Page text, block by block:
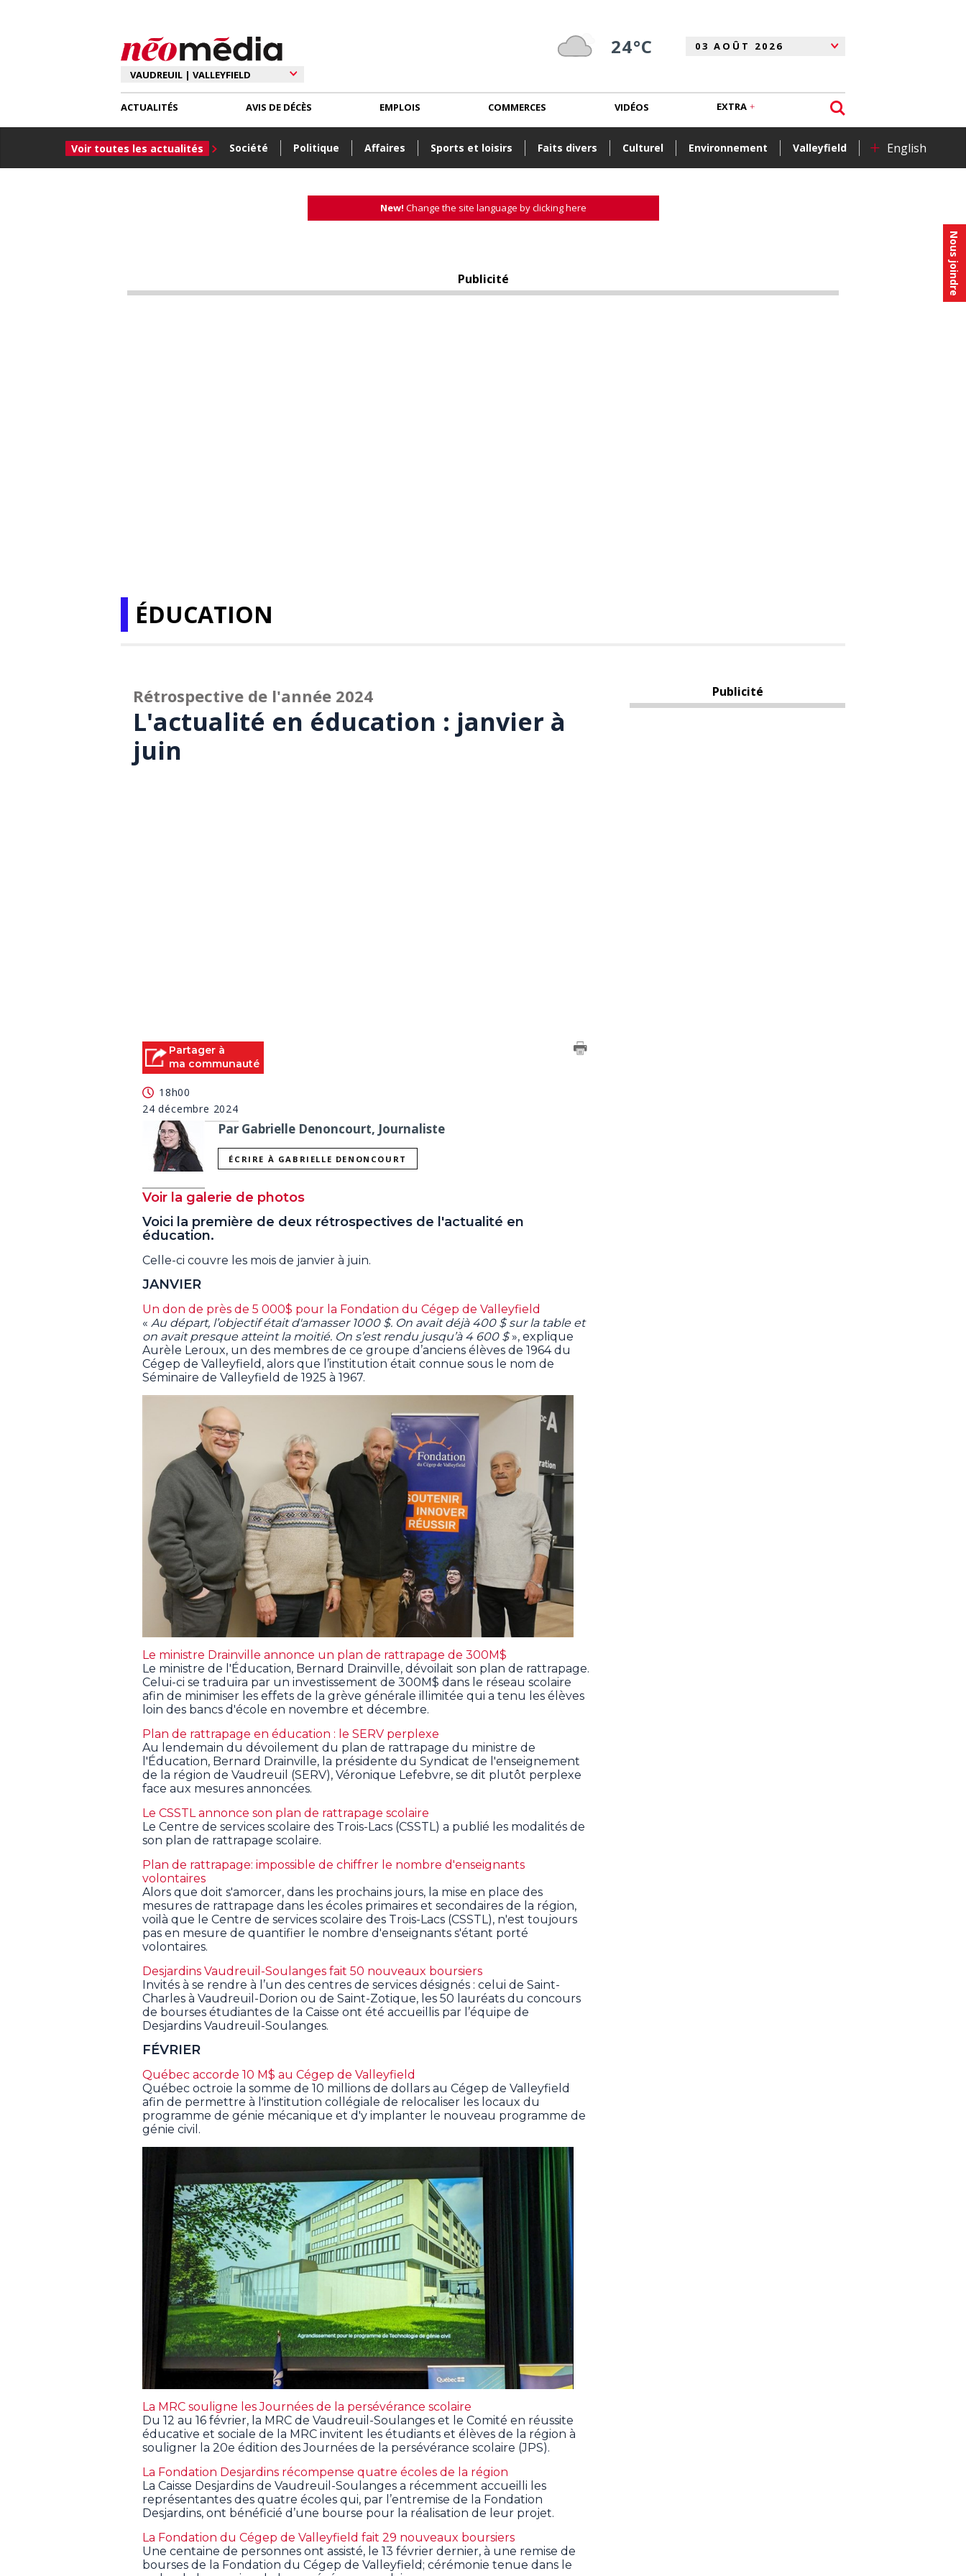
Nous joindre
24°C
ACTUALITÉS
Voir toutes les actualités Société Politique Affaires Sports et loisirs Faits divers Culturel Environnement Valleyfield + English
AVIS DE DÉCÈS EMPLOIS COMMERCES VIDÉOS EXTRA
New! Change the site language by clicking here
Publicité
ÉDUCATION
Rétrospective de l'année 2024
L'actualité en éducation : janvier à
juin
Partager à
ma communauté
18h00
24 décembre 2024
Par Gabrielle Denoncourt, Journaliste
ÉCRIRE À GABRIELLE DENONCOURT
Voir la galerie de photos
Voici la première de deux rétrospectives de l'actualité en
éducation.
Celle-ci couvre les mois de janvier à juin.
JANVIER
Un don de près de 5 000$ pour la Fondation du Cégep de Valleyfield
« Au départ, l’objectif était d'amasser 1000 $. On avait déjà 400 $ sur la table et
on avait presque atteint la moitié. On s’est rendu jusqu’à 4 600 $», explique
Aurèle Leroux, un des membres de ce groupe d’anciens élèves de 1964 du
Cégep de Valleyfield, alors que l’institution était connue sous le nom de
Séminaire de Valleyfield de 1925 à 1967.
Le ministre Drainville annonce un plan de rattrapage de 300M$
Le ministre de l'Éducation, Bernard Drainville, dévoilait son plan de rattrapage.
Celui-ci se traduira par un investissement de 300M$ dans le réseau scolaire
afin de minimiser les effets de la grève générale illimitée qui a tenu les élèves
loin des bancs d'école en novembre et décembre.
Plan de rattrapage en éducation : le SERV perplexe
Au lendemain du dévoilement du plan de rattrapage du ministre de
l'Éducation, Bernard Drainville, la présidente du Syndicat de l'enseignement
de la région de Vaudreuil (SERV), Véronique Lefebvre, se dit plutôt perplexe
face aux mesures annoncées.
Le CSSTL annonce son plan de rattrapage scolaire
Le Centre de services scolaire des Trois-Lacs (CSSTL) a publié les modalités de
son plan de rattrapage scolaire.
Plan de rattrapage: impossible de chiffrer le nombre d'enseignants
volontaires
Alors que doit s'amorcer, dans les prochains jours, la mise en place des
mesures de rattrapage dans les écoles primaires et secondaires de la région,
voilà que le Centre de services scolaire des Trois-Lacs (CSSTL), n'est toujours
pas en mesure de quantifier le nombre d'enseignants s'étant porté
volontaires.
Desjardins Vaudreuil-Soulanges fait 50 nouveaux boursiers
Invités à se rendre à l’un des centres de services désignés : celui de Saint-
Charles à Vaudreuil-Dorion ou de Saint-Zotique, les 50 lauréats du concours
de bourses étudiantes de la Caisse ont été accueillis par l’équipe de
Desjardins Vaudreuil-Soulanges.
FÉVRIER
Québec accorde 10 M$ au Cégep de Valleyfield
Québec octroie la somme de 10 millions de dollars au Cégep de Valleyfield
afin de permettre à l'institution collégiale de relocaliser les locaux du
programme de génie mécanique et d'y implanter le nouveau programme de
génie civil.
La MRC souligne les Journées de la persévérance scolaire
Du 12 au 16 février, la MRC de Vaudreuil-Soulanges et le Comité en réussite
éducative et sociale de la MRC invitent les étudiants et élèves de la région à
souligner la 20e édition des Journées de la persévérance scolaire (JPS).
La Fondation Desjardins récompense quatre écoles de la région
La Caisse Desjardins de Vaudreuil-Soulanges a récemment accueilli les
représentantes des quatre écoles qui, par l’entremise de la Fondation
Desjardins, ont bénéficié d’une bourse pour la réalisation de leur projet.
La Fondation du Cégep de Valleyfield fait 29 nouveaux boursiers
Une centaine de personnes ont assisté, le 13 février dernier, à une remise de
bourses de la Fondation du Cégep de Valleyfield; cérémonie tenue dans le
Publicité